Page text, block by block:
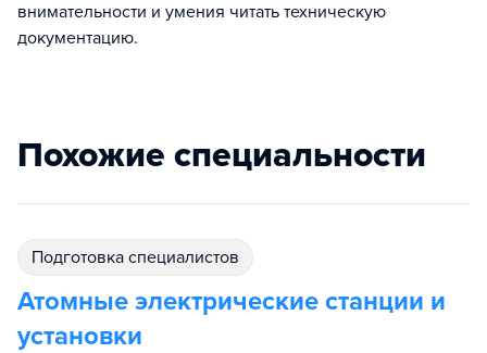
внимательности и умения читать техническую
документацию.
Похожие специальности
подготовка специалистов
Атомные электрические станции и
установки